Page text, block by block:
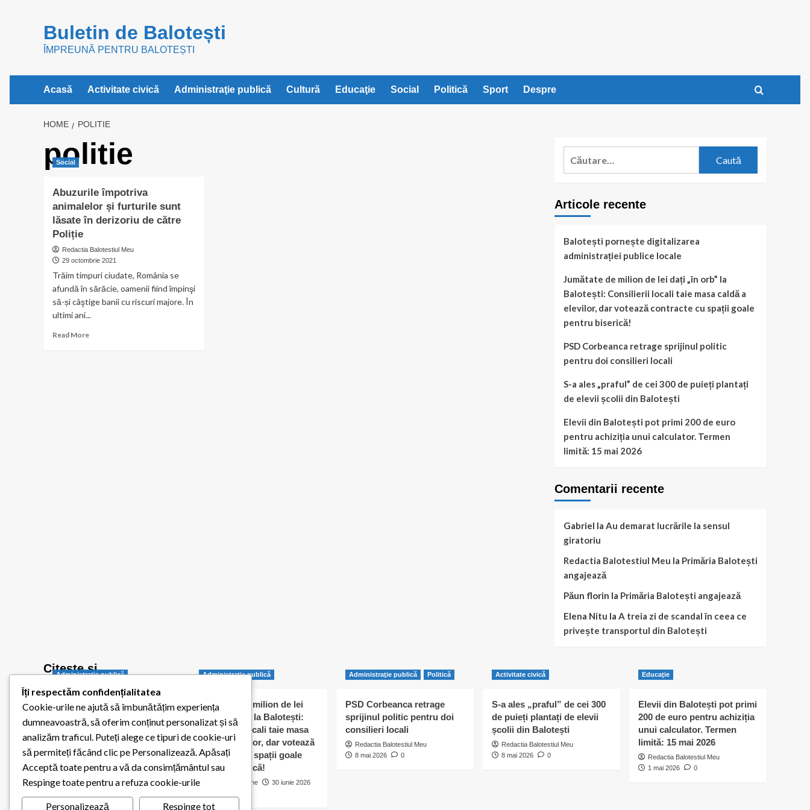
Buletin de Balotești
ÎMPREUNĂ PENTRU BALOTEȘTI
Acasă Activitate civică Administraţie publică Cultură Educaţie Social Politică Sport Despre
HOME POLITIE
politie
Social
Abuzurile împotriva
animalelor și furturile sunt
lăsate în derizoriu de către
Poliție
Redactia Balotestiul Meu
29 octombrie 2021
Trăim timpuri ciudate, România se
afundă în sărăcie, oamenii fiind împinşi
să-și câştige banii cu riscuri majore. În
ultimi ani...
Read MoreRead
Caută
Articole recente
Balotești pornește digitalizarea
administrației publice locale
Jumătate de milion de lei dați „în orb” la
Balotești: Consilierii locali taie masa caldă a
elevilor, dar votează contracte cu spații goale
pentru biserică!
PSD Corbeanca retrage sprijinul politic
pentru doi consilieri locali
S-a ales „praful” de cei 300 de puieți plantați
de elevii școlii din Balotești
Elevii din Balotești pot primi 200 de euro
pentru achiziția unui calculator. Termen
limită: 15 mai 2026
Comentarii recente
Gabriel la Au demarat lucrările la sensul
giratoriu
Redactia Balotestiul Meu la Primăria Balotești
angajează
Păun florin la Primăria Balotești angajează
Elena Nitu la A treia zi de scandal în ceea ce
privește transportul din Balotești
Citește și…
Administraţie publică
Balotești pornește
digitalizarea administrației
publice locale
Redactia Balotestiul Meu
26 iulie 2026
0
Administraţie publică
Jumătate de milion de lei
dați „în orb” la Balotești:
Consilierii locali taie masa
caldă a elevilor, dar votează
contracte cu spații goale
pentru biserică!
Cosmin Matache
30 iunie 2026
Administraţie publică Politică
PSD Corbeanca retrage
sprijinul politic pentru doi
consilieri locali
Redactia Balotestiul Meu
8 mai 2026
0
Activitate civică
S-a ales „praful” de cei 300
de puieți plantați de elevii
școlii din Balotești
Redactia Balotestiul Meu
8 mai 2026
0
Educaţie
Elevii din Balotești pot primi
200 de euro pentru achiziția
unui calculator. Termen
limită: 15 mai 2026
Redactia Balotestiul Meu
1 mai 2026
0
Îți respectăm confidențialitatea
Cookie-urile ne ajută să îmbunătățim experiența
dumneavoastră, să oferim conținut personalizat și să
analizăm traficul. Puteți alege ce tipuri de cookie-uri
să permiteți făcând clic pe Personalizează. Apăsați
Acceptă toate pentru a vă da consimțământul sau
Respinge toate pentru a refuza cookie-urile
Personalizează Respinge tot